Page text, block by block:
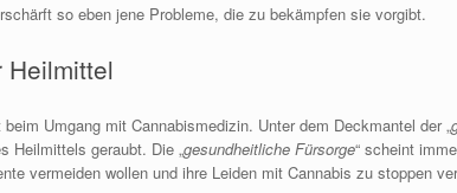
so eben jene Probleme, die zu bekämpfen sie vorgibt.
Umgang mit Cannabismedizin. Unter dem Deckmantel der „
Heilmittels geraubt. Die „gesundheitliche Fürsorge“ scheint
vermeiden wollen und ihre Leiden mit Cannabis zu stoppen